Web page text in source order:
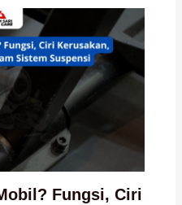
Fungsi, Ciri